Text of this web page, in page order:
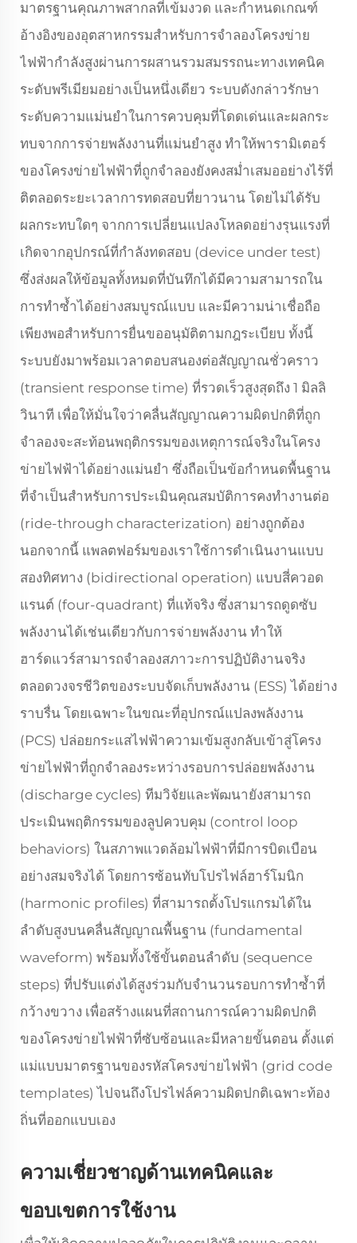
มาตรฐานคุณภาพสากลที่เข้มงวด และกำหนดเกณฑ์
อ้างอิงของอุตสาหกรรมสำหรับการจำลองโครงข่าย
ไฟฟ้ากำลังสูงผ่านการผสานรวมสมรรถนะทางเทคนิค
ระดับพรีเมียมอย่างเป็นหนึ่งเดียว ระบบดังกล่าวรักษา
ระดับความแม่นยำในการควบคุมที่โดดเด่นและผลกระ
ทบจากการจ่ายพลังงานที่แม่นยำสูง ทำให้พารามิเตอร์
ของโครงข่ายไฟฟ้าที่ถูกจำลองยังคงสม่ำเสมออย่างไร้ที่
ติตลอดระยะเวลาการทดสอบที่ยาวนาน โดยไม่ได้รับ
ผลกระทบใดๆ จากการเปลี่ยนแปลงโหลดอย่างรุนแรงที่
เกิดจากอุปกรณ์ที่กำลังทดสอบ (device under test)
ซึ่งส่งผลให้ข้อมูลทั้งหมดที่บันทึกได้มีความสามารถใน
การทำซ้ำได้อย่างสมบูรณ์แบบ และมีความน่าเชื่อถือ
เพียงพอสำหรับการยื่นขออนุมัติตามกฎระเบียบ ทั้งนี้
ระบบยังมาพร้อมเวลาตอบสนองต่อสัญญาณชั่วคราว
(transient response time) ที่รวดเร็วสูงสุดถึง 1 มิลลิ
วินาที เพื่อให้มั่นใจว่าคลื่นสัญญาณความผิดปกติที่ถูก
จำลองจะสะท้อนพฤติกรรมของเหตุการณ์จริงในโครง
ข่ายไฟฟ้าได้อย่างแม่นยำ ซึ่งถือเป็นข้อกำหนดพื้นฐาน
ที่จำเป็นสำหรับการประเมินคุณสมบัติการคงทำงานต่อ
(ride-through characterization) อย่างถูกต้อง
นอกจากนี้ แพลตฟอร์มของเราใช้การดำเนินงานแบบ
สองทิศทาง (bidirectional operation) แบบสี่ควอด
แรนต์ (four-quadrant) ที่แท้จริง ซึ่งสามารถดูดซับ
พลังงานได้เช่นเดียวกับการจ่ายพลังงาน ทำให้
ฮาร์ดแวร์สามารถจำลองสภาวะการปฏิบัติงานจริง
ตลอดวงจรชีวิตของระบบจัดเก็บพลังงาน (ESS) ได้อย่าง
ราบรื่น โดยเฉพาะในขณะที่อุปกรณ์แปลงพลังงาน
(PCS) ปล่อยกระแสไฟฟ้าความเข้มสูงกลับเข้าสู่โครง
ข่ายไฟฟ้าที่ถูกจำลองระหว่างรอบการปล่อยพลังงาน
(discharge cycles) ทีมวิจัยและพัฒนายังสามารถ
ประเมินพฤติกรรมของลูปควบคุม (control loop
behaviors) ในสภาพแวดล้อมไฟฟ้าที่มีการบิดเบือน
อย่างสมจริงได้ โดยการซ้อนทับโปรไฟล์ฮาร์โมนิก
(harmonic profiles) ที่สามารถตั้งโปรแกรมได้ใน
ลำดับสูงบนคลื่นสัญญาณพื้นฐาน (fundamental
waveform) พร้อมทั้งใช้ขั้นตอนลำดับ (sequence
steps) ที่ปรับแต่งได้สูงร่วมกับจำนวนรอบการทำซ้ำที่
กว้างขวาง เพื่อสร้างแผนที่สถานการณ์ความผิดปกติ
ของโครงข่ายไฟฟ้าที่ซับซ้อนและมีหลายขั้นตอน ตั้งแต่
แม่แบบมาตรฐานของรหัสโครงข่ายไฟฟ้า (grid code
templates) ไปจนถึงโปรไฟล์ความผิดปกติเฉพาะท้อง
ถิ่นที่ออกแบบเอง
ความเชี่ยวชาญด้านเทคนิคและ
ขอบเขตการใช้งาน